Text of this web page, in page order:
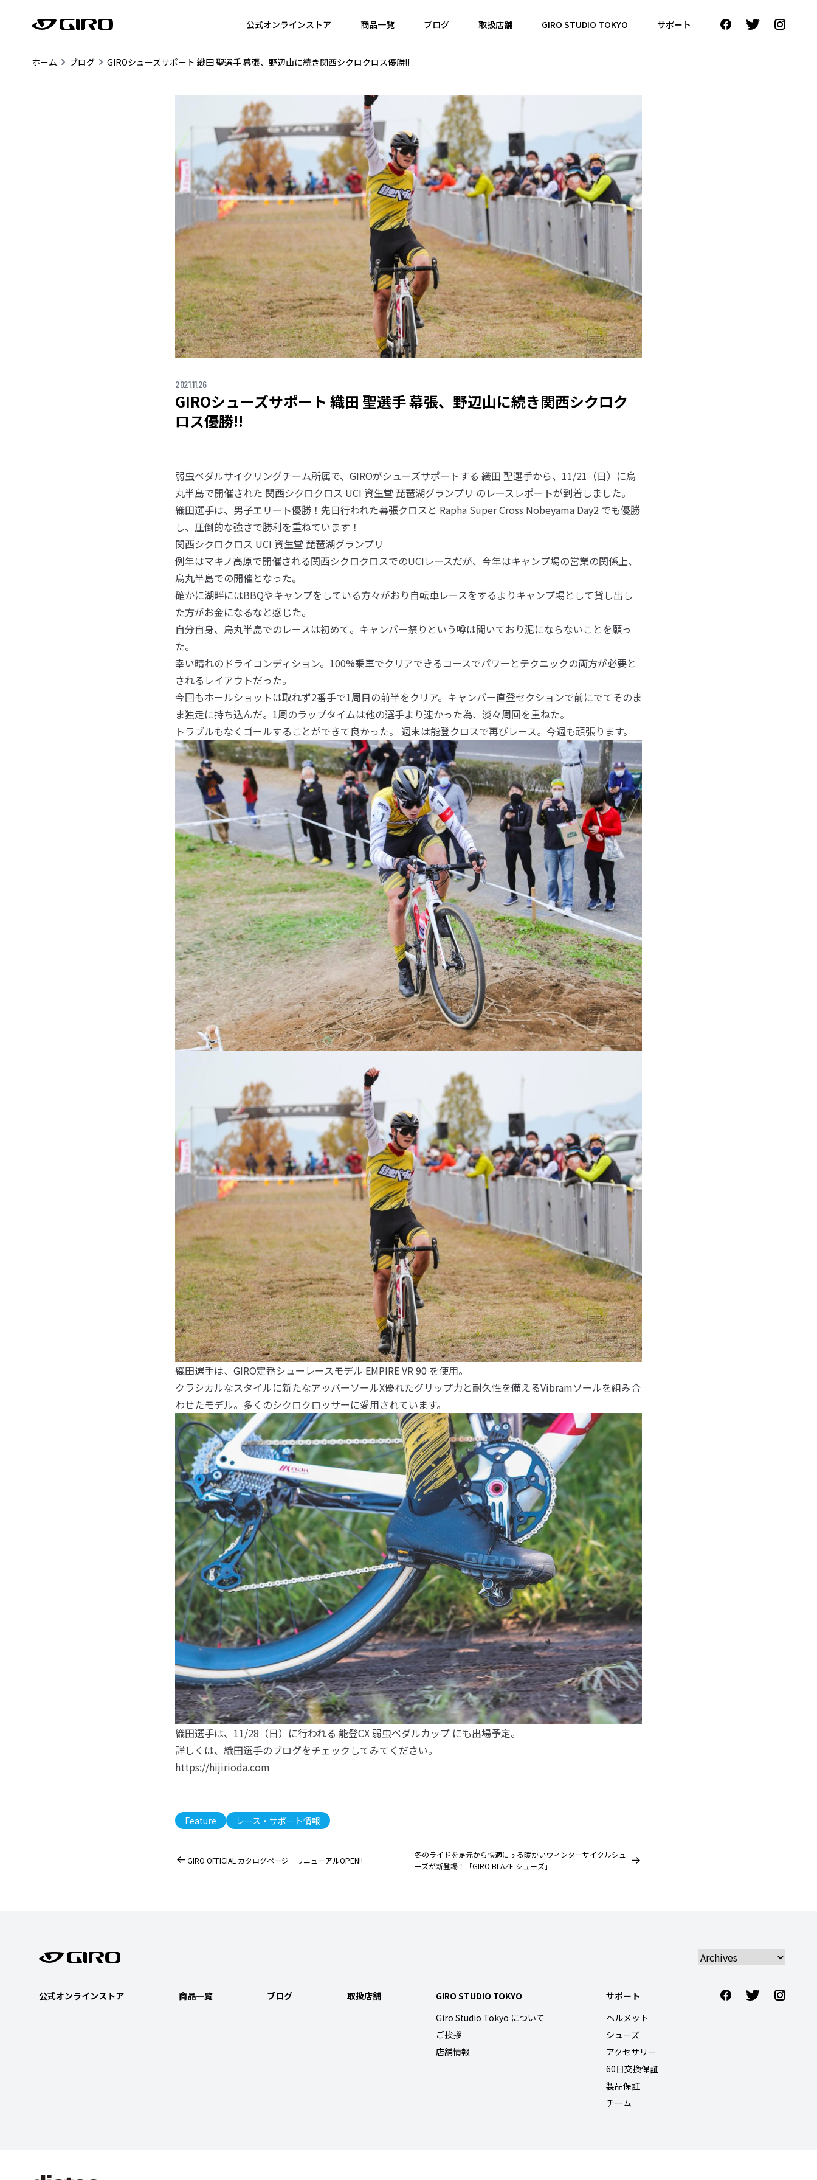
公式オンラインストア 商品一覧 ブログ 取扱店舗 GIRO STUDIO TOKYO サポート
ホーム ブログ GIROシューズサポート 織田 聖選手 幕張、野辺山に続き関西シクロクロス優勝!!
2021.11.26
GIROシューズサポート 織田 聖選手 幕張、野辺山に続き関西シクロク
ロス優勝!!
弱虫ペダルサイクリングチーム所属で、GIROがシューズサポートする 織田 聖選手から、11/21（日）に烏
丸半島で開催された 関西シクロクロス UCI 資生堂 琵琶湖グランプリ のレースレポートが到着しました。
織田選手は、男子エリート優勝！先日行われた幕張クロスと Rapha Super Cross Nobeyama Day2 でも優勝
し、圧倒的な強さで勝利を重ねています！
関西シクロクロス UCI 資生堂 琵琶湖グランプリ
例年はマキノ高原で開催される関西シクロクロスでのUCIレースだが、今年はキャンプ場の営業の関係上、
烏丸半島での開催となった。
確かに湖畔にはBBQやキャンプをしている方々がおり自転車レースをするよりキャンプ場として貸し出し
た方がお金になるなと感じた。
自分自身、烏丸半島でのレースは初めて。キャンバー祭りという噂は聞いており泥にならないことを願っ
た。
幸い晴れのドライコンディション。100%乗車でクリアできるコースでパワーとテクニックの両方が必要と
されるレイアウトだった。
今回もホールショットは取れず2番手で1周目の前半をクリア。キャンバー直登セクションで前にでてそのま
ま独走に持ち込んだ。1周のラップタイムは他の選手より速かった為、淡々周回を重ねた。
トラブルもなくゴールすることができて良かった。 週末は能登クロスで再びレース。今週も頑張ります。
織田選手は、GIRO定番シューレースモデル EMPIRE VR 90 を使用。
クラシカルなスタイルに新たなアッパーソールX優れたグリップ力と耐久性を備えるVibramソールを組み合
わせたモデル。多くのシクロクロッサーに愛用されています。
織田選手は、11/28（日）に行われる 能登CX 弱虫ペダルカップ にも出場予定。
詳しくは、織田選手のブログをチェックしてみてください。
https://hijirioda.com
Feature レース・サポート情報
GIRO OFFICIAL カタログページ リニューアルOPEN!!
冬のライドを足元から快適にする暖かいウィンターサイクルシュ
ーズが新登場！「GIRO BLAZE シューズ」
公式オンラインストア 商品一覧 ブログ 取扱店舗
GIRO STUDIO TOKYO
Giro Studio Tokyo について
ご挨拶
店舗情報
サポート
ヘルメット
シューズ
アクセサリー
60日交換保証
製品保証
チーム